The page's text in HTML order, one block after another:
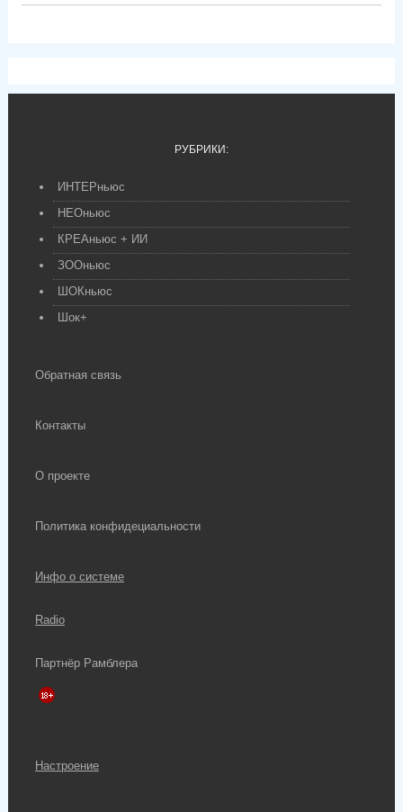
РУБРИКИ:
ИНТЕРньюс
НЕОньюс
КРЕАньюс + ИИ
ЗООньюс
ШОКньюс
Шок+
Обратная связь
Контакты
О проекте
Политика конфидециальности
Инфо о системе
Radio
Партнёр Рамблера
Настроение